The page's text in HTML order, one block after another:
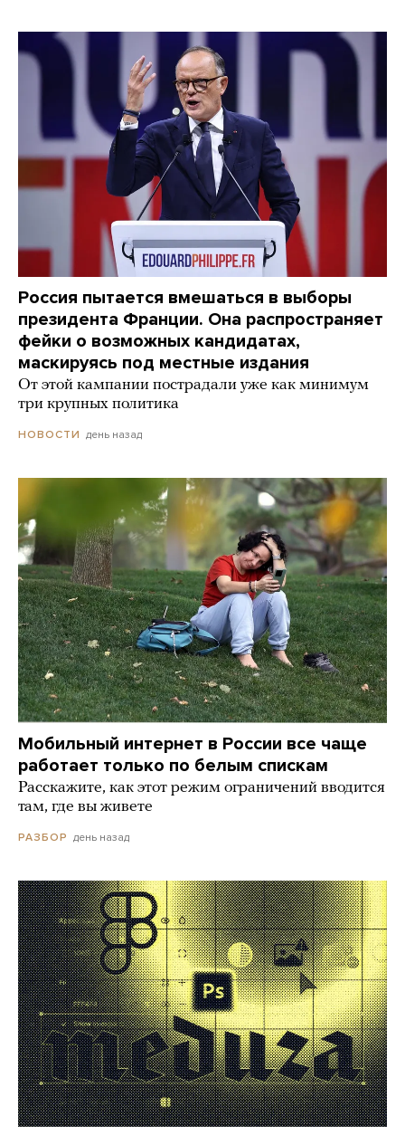
Россия пытается вмешаться в выборы
президента Франции. Она распространяет
фейки о возможных кандидатах,
маскируясь под местные издания
От этой кампании пострадали уже как минимум
три крупных политика
НОВОСТИ день назад
Мобильный интернет в России все чаще
работает только по белым спискам
Расскажите, как этот режим ограничений вводится
там, где вы живете
РАЗБОР день назад